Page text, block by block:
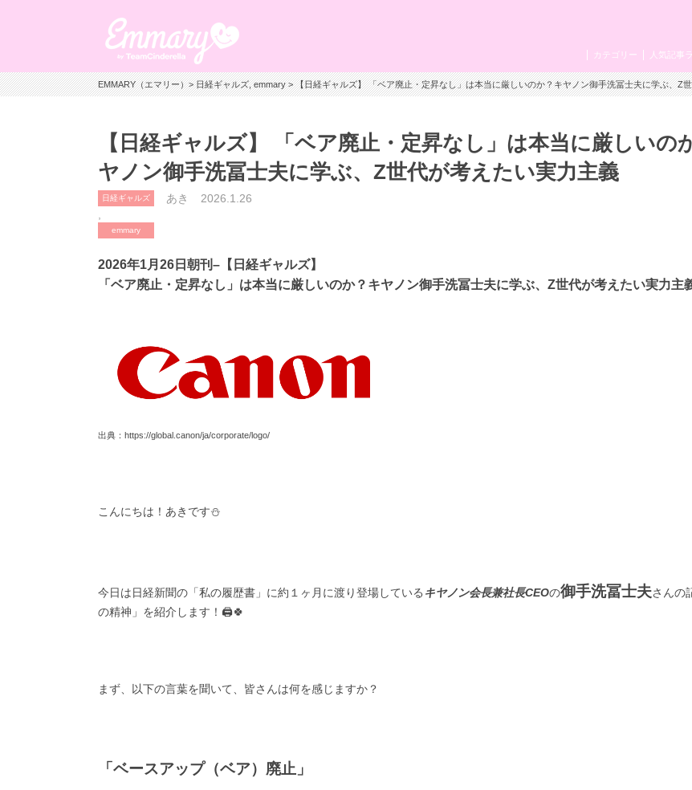
人気記事
カテゴリー
EMMARY（エマリー）>日経ギャルズ,emmary> 【日経ギャルズ】 「ベア廃止・定昇なし」は本当に厳しいのか？キヤノン御手洗冨士夫に学ぶ、Z
【日経ギャルズ】 「ベア廃止・定昇なし」は本当に厳しいの
ヤノン御手洗冨士夫に学ぶ、Z世代が考えたい実力主義
日経ギャルズ
emmary
あき 2026.1.26
2026年1月26日朝刊–【日経ギャルズ】
「ベア廃止・定昇なし」は本当に厳しいのか？キヤノン御手洗冨士夫に学ぶ、Z世代が考えたい実力主
出典：https://global.canon/ja/corporate/logo/
こんにちは！あきです⛄️
今日は日経新聞の「私の履歴書」に約１ヶ月に渡り登場している キヤノン会長兼社長CEOの御手洗冨士夫さんの
の精神」を紹介します！🖨️🍀
まず、以下の言葉を聞いて、皆さんは何を感じますか？
「ベースアップ（ベア）廃止」